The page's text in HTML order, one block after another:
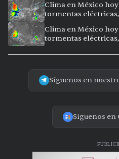
Clima en México hoy
tormentas
Clima en México
tormentas
Síguenos en
Síguenos en